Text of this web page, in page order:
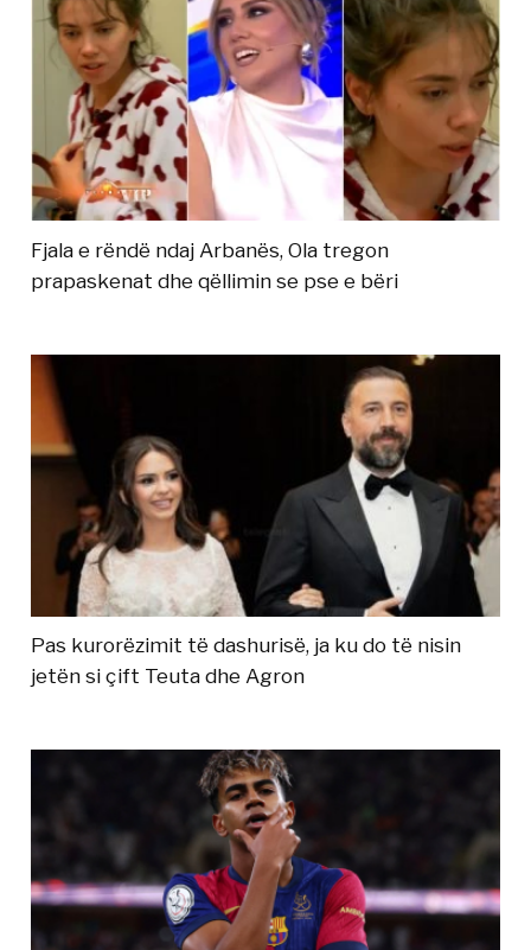
Fjala e rëndë ndaj Arbanës, Ola tregon
prapaskenat dhe qëllimin se pse e bëri
Pas kurorëzimit të dashurisë, ja ku do të nisin
jetën si çift Teuta dhe Agron